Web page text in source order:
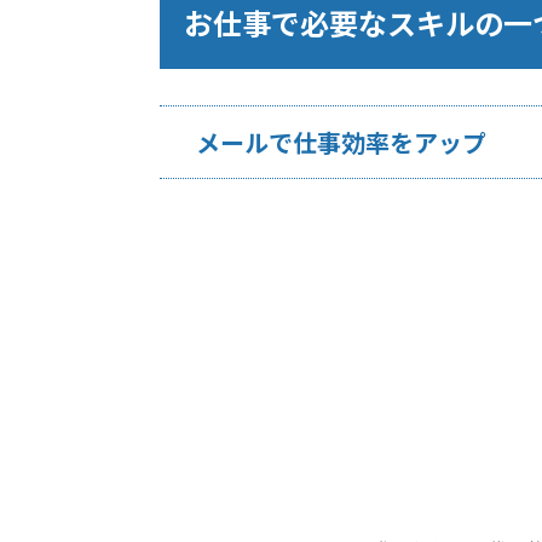
お仕事で必要なスキルの一
メールで仕事効率をアップ